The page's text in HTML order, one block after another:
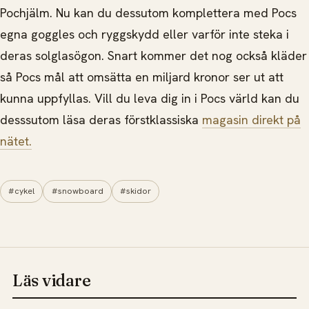
Pochjälm. Nu kan du dessutom komplettera med Pocs
egna goggles och ryggskydd eller varför inte steka i
deras solglasögon. Snart kommer det nog också kläder
så Pocs mål att omsätta en miljard kronor ser ut att
kunna uppfyllas. Vill du leva dig in i Pocs värld kan du
desssutom läsa deras förstklassiska magasin direkt på
nätet.
#cykel #snowboard #skidor
Läs vidare